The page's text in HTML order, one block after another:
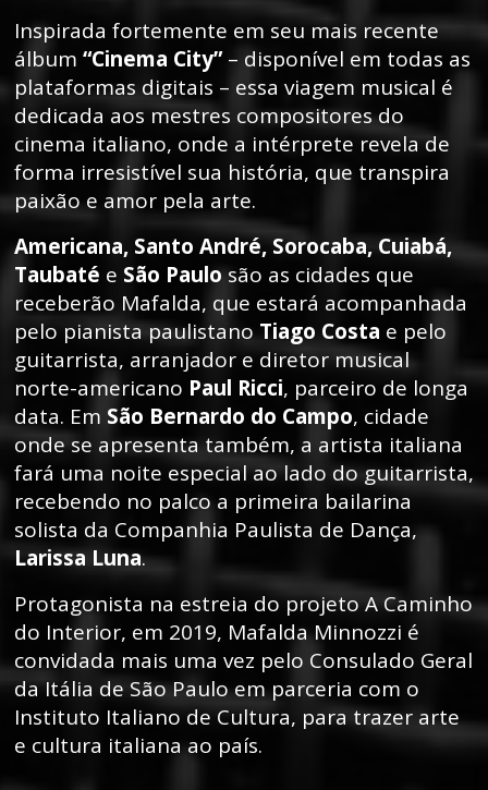
Inspirada fortemente em seu mais recente
álbum “Cinema City”– disponível em todas as
plataformas digitais – essa viagem musical é
dedicada aos mestres compositores do
cinema italiano, onde a intérprete revela de
forma irresistível sua história, que transpira
paixão e amor pela arte.
Americana, Santo André, Sorocaba, Cuiabá,
Taubaté e São Paulosão as cidades que
receberão Mafalda, que estará acompanhada
pelo pianista paulistano Tiago Costa e pelo
guitarrista, arranjador e diretor musical
norte-americano Paul Ricci, parceiro de longa
data. Em São Bernardo do Campo, cidade
onde se apresenta também, a artista italiana
fará uma noite especial ao lado do guitarrista,
recebendo no palco a primeira bailarina
solista da Companhia Paulista de Dança,
Larissa Luna.
Protagonista na estreia do projeto A Caminho
do Interior, em 2019, Mafalda Minnozzi é
convidada mais uma vez pelo Consulado Geral
da Itália de São Paulo em parceria com o
Instituto Italiano de Cultura, para trazer arte
e cultura italiana ao país.